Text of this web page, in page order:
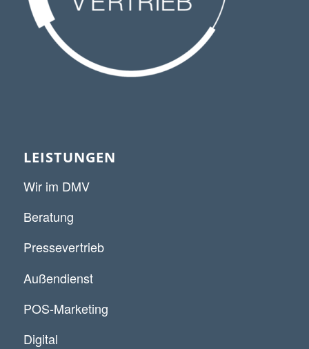
LEISTUNGEN
Wir im DMV
Beratung
Pressevertrieb
Außendienst
POS-Marketing
Digital